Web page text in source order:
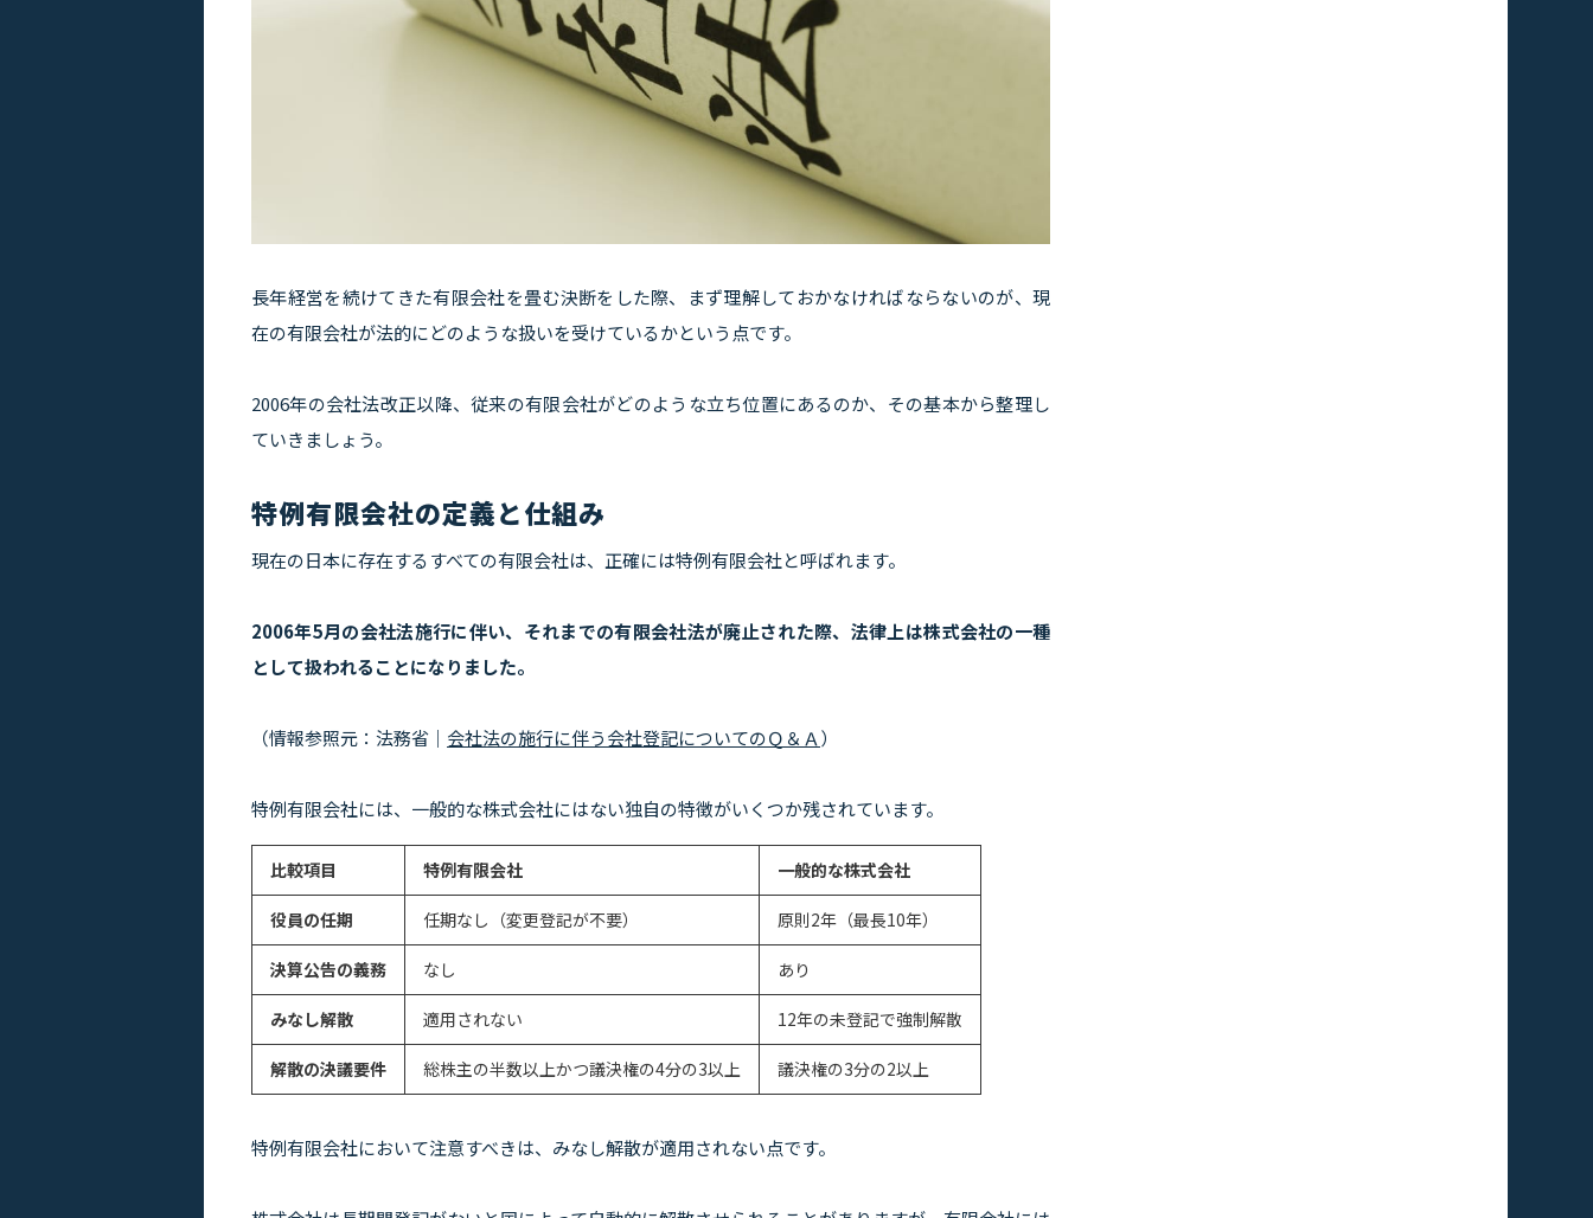
長年経営を続けてきた有限会社を畳む決断をした際、まず理解しておかなければならないのが、現
在の有限会社が法的にどのような扱いを受けているかという点です。
2006年の会社法改正以降、従来の有限会社がどのような立ち位置にあるのか、その基本から整理し
ていきましょう。
特例有限会社の定義と仕組み
現在の日本に存在するすべての有限会社は、正確には特例有限会社と呼ばれます。
2006年5月の会社法施行に伴い、それまでの有限会社法が廃止された際、法律上は株式会社の一種
として扱われることになりました。
（情報参照元：法務省｜ 会社法の施行に伴う会社登記についてのＱ＆Ａ）
特例有限会社には、一般的な株式会社にはない独自の特徴がいくつか残されています。
比較項目 特例有限会社 一般的な株式会社
役員の任期 任期なし（変更登記が不要） 原則2年（最長10年）
決算公告の義務 なし あり
みなし解散 適用されない 12年の未登記で強制解散
解散の決議要件 総株主の半数以上かつ議決権の4分の3以上 議決権の3分の2以上
特例有限会社において注意すべきは、みなし解散が適用されない点です。